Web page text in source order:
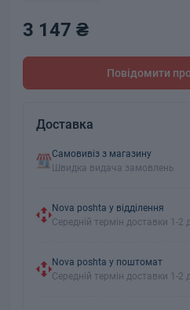
3 147 ₴
Повідомити
Доставка
Самовивіз з магазину
Швидка видача замовлень
Nova poshta у відділення
Середній термін доставки 1-2
Nova poshta у поштомат
Середній термін доставки 1-2